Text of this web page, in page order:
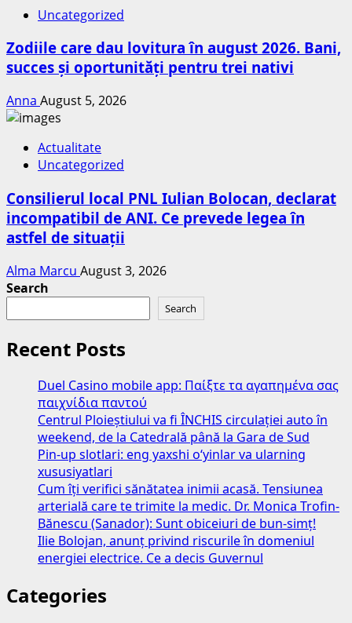
Uncategorized
Zodiile care dau lovitura în august 2026. Bani,
succes și oportunități pentru trei nativi
Anna August 5, 2026
Actualitate
Uncategorized
Consilierul local PNL Iulian Bolocan, declarat
incompatibil de ANI. Ce prevede legea în
astfel de situații
Alma Marcu August 3, 2026
Search
Search
Recent Posts
Duel Casino mobile app: Παίξτε τα αγαπημένα σας
παιχνίδια παντού
Centrul Ploieștiului va fi ÎNCHIS circulației auto în
weekend, de la Catedrală până la Gara de Sud
Pin-up slotlari: eng yaxshi o‘yinlar va ularning
xususiyatlari
Cum îți verifici sănătatea inimii acasă. Tensiunea
arterială care te trimite la medic. Dr. Monica Trofin-
Bănescu (Sanador): Sunt obiceiuri de bun-simț!
Ilie Bolojan, anunț privind riscurile în domeniul
energiei electrice. Ce a decis Guvernul
Categories